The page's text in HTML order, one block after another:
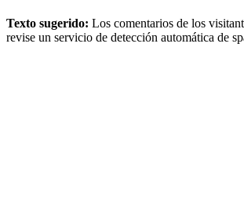
Texto sugerido: Los comentarios de los
revise un servicio de detección automática de